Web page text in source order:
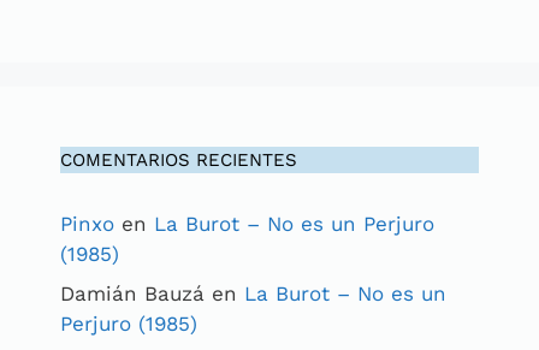
COMENTARIOS RECIENTES
Pinxo en La Burot – No es un Perjuro
(1985)
Damián Bauzá en La Burot – No es un
Perjuro (1985)